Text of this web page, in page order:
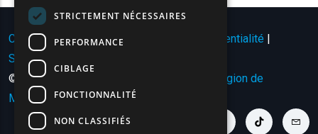
Conditions d'utilisation | Politique de confidentialité |
Sitemap
© Copyright 2024 - Tous droits réservés
Région de
Macédoine orientale et de Thrace
youtube linkfacebook link linkedin linkinstagram link
tiktok link
STRICTEMENT NÉCESSAIRES
PERFORMANCE
CIBLAGE
FONCTIONNALITÉ
NON CLASSIFIÉS